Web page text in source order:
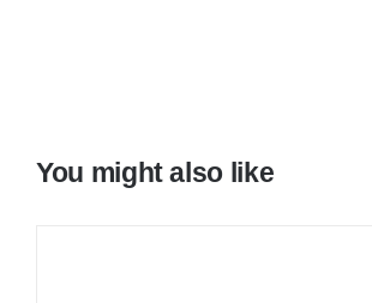
You might also like